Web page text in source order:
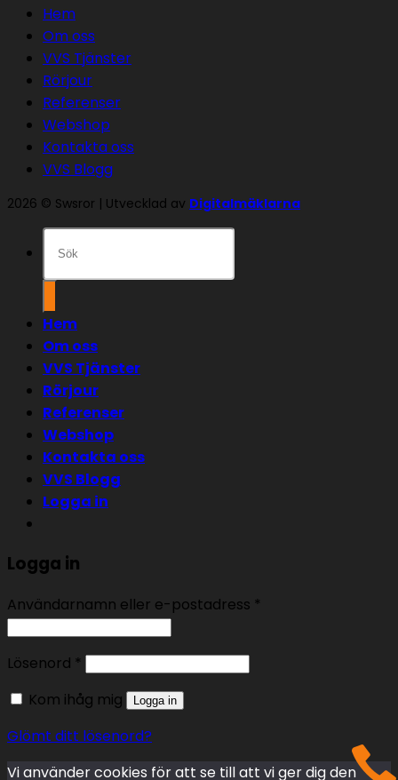
Hem
Om oss
VVS Tjänster
Rörjour
Referenser
Webshop
Kontakta oss
VVS Blogg
2026 © Swsror | Utvecklad av Digitalmäklarna
Sök
efter:
Hem
Om oss
VVS Tjänster
Rörjour
Referenser
Webshop
Kontakta oss
VVS Blogg
Logga in
Logga in
Användarnamn eller e-postadress *
Lösenord *
Kom ihåg mig
Logga in
Glömt ditt lösenord?
Vi använder cookies för att se till att vi ger dig den